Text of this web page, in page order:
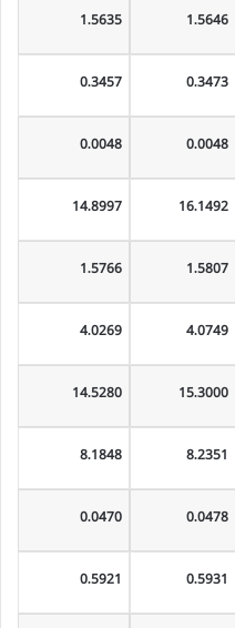
1.5646
1.5635
0.3473
0.3457
0.0048
0.0048
16.1492
14.8997
1.5807
1.5766
4.0749
4.0269
15.3000
14.5280
8.2351
8.1848
0.0478
0.0470
0.5931
0.5921